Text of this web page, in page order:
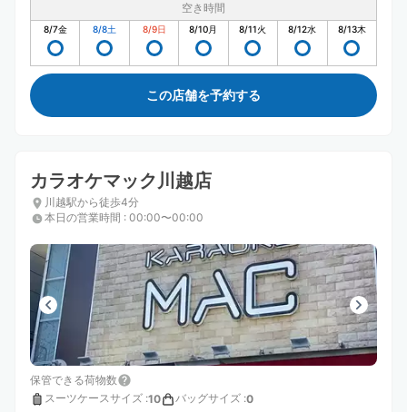
空き時間
8/7金 8/8土 8/9日 8/10月 8/11火 8/12水 8/13木
この店舗を予約する
カラオケマック川越店
川越駅から徒歩4分
本日の営業時間 : 00:00〜00:00
保管できる荷物数
スーツケースサイズ :10 バッグサイズ :0